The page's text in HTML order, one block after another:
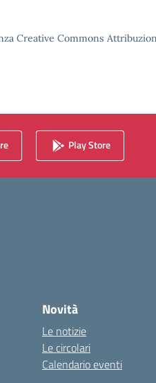
Creative Commons
Play Store
Novità
Le notizie
Le circolari
Calendario eventi